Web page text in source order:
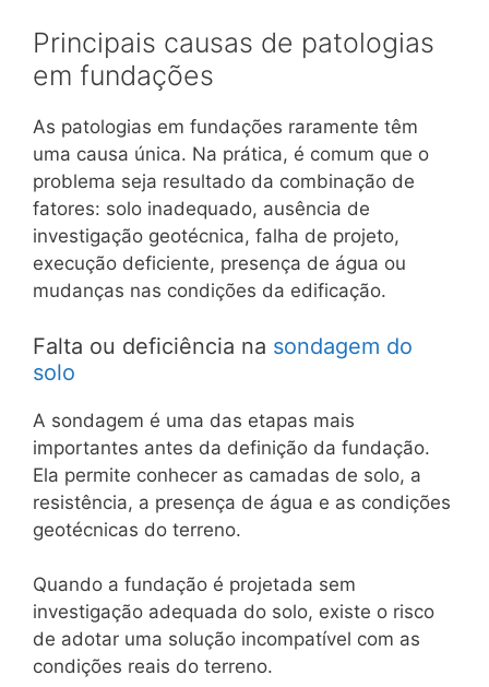
Principais causas de patologias
em fundações
As patologias em fundações raramente têm
uma causa única. Na prática, é comum que o
problema seja resultado da combinação de
fatores: solo inadequado, ausência de
investigação geotécnica, falha de projeto,
execução deficiente, presença de água ou
mudanças nas condições da edificação.
Falta ou deficiência na sondagem do
solo
A sondagem é uma das etapas mais
importantes antes da definição da fundação.
Ela permite conhecer as camadas de solo, a
resistência, a presença de água e as condições
geotécnicas do terreno.
Quando a fundação é projetada sem
investigação adequada do solo, existe o risco
de adotar uma solução incompatível com as
condições reais do terreno.